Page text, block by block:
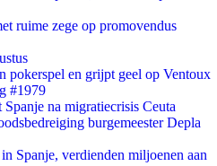
ruime zege op promovendus
pokerspel en grijpt geel op Ventoux
#1979
na migratiecrisis Ceuta
burgemeester Depla
Spanje, verdienden miljoenen aan